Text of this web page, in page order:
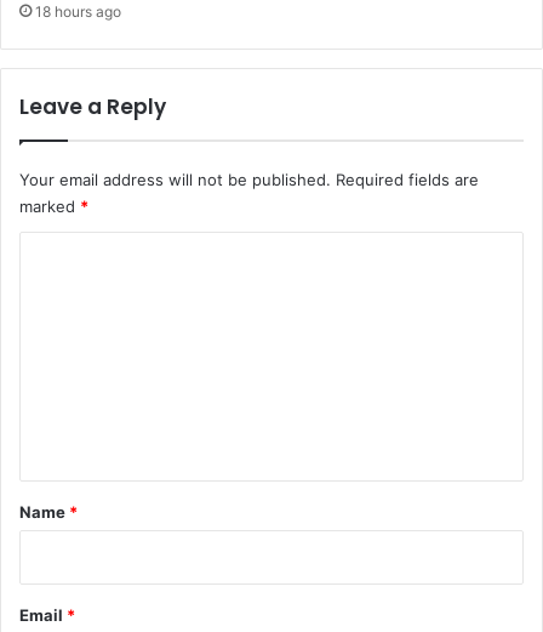
18 hours ago
Leave a Reply
Your email address will not be published. Required fields are
marked *
*
Name *
Email *